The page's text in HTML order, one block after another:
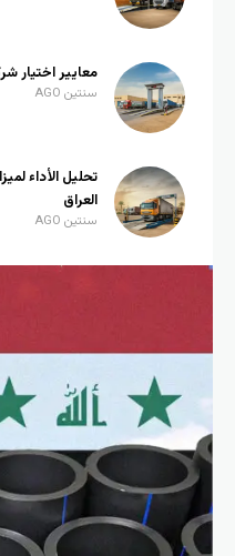
معايير اختيار
سنتين AGO
تحليل الأداء
العراق
سنتين AGO